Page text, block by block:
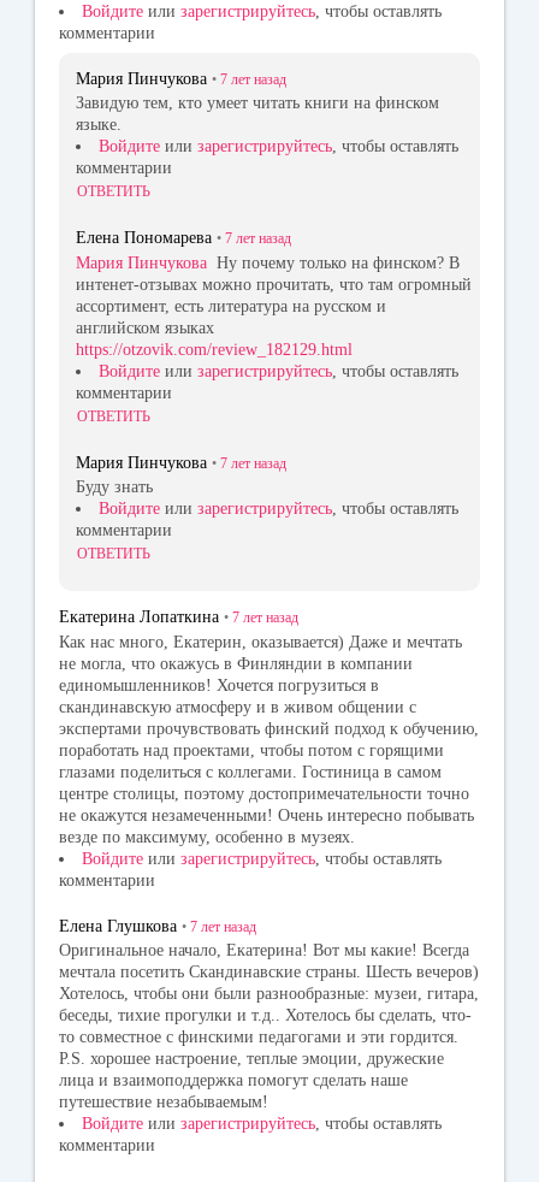
Войдите или зарегистрируйтесь , чтобы оставлять
комментарии
Мария Пинчукова • 7 лет назад
Завидую тем, кто умеет читать книги на финском
языке.
Войдите или зарегистрируйтесь, чтобы оставлять
комментарии
ОТВЕТИТЬ
Елена Пономарева • 7 лет назад
Мария Пинчукова Ну почему только на финском? В
интенет-отзывах можно прочитать, что там огромный
ассортимент, есть литература на русском и
английском языках
https://otzovik.com/review_182129.html
Войдите или зарегистрируйтесь , чтобы оставлять
комментарии
ОТВЕТИТЬ
Мария Пинчукова • 7 лет назад
Буду знать
Войдите или зарегистрируйтесь, чтобы оставлять
комментарии
ОТВЕТИТЬ
Екатерина Лопаткина • 7 лет назад
Как нас много, Екатерин, оказывается) Даже и мечтать
не могла, что окажусь в Финляндии в компании
единомышленников! Хочется погрузиться в
скандинавскую атмосферу и в живом общении с
экспертами прочувствовать финский подход к обучению,
поработать над проектами, чтобы потом с горящими
глазами поделиться с коллегами. Гостиница в самом
центре столицы, поэтому достопримечательности точно
не окажутся незамеченными! Очень интересно побывать
везде по максимуму, особенно в музеях.
Войдите или зарегистрируйтесь , чтобы оставлять
комментарии
Елена Глушкова • 7 лет назад
Оригинальное начало, Екатерина! Вот мы какие! Всегда
мечтала посетить Скандинавские страны. Шесть вечеров)
Хотелось, чтобы они были разнообразные: музеи, гитара,
беседы, тихие прогулки и т.д.. Хотелось бы сделать, что-
то совместное с финскими педагогами и эти гордится.
P.S. хорошее настроение, теплые эмоции, дружеские
лица и взаимоподдержка помогут сделать наше
путешествие незабываемым!
Войдите или зарегистрируйтесь, чтобы оставлять
комментарии